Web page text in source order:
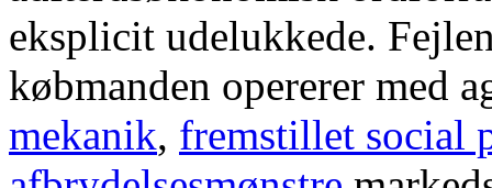
eksplicit udelukkede.
købmanden opererer med
mekanik, fremstillet social